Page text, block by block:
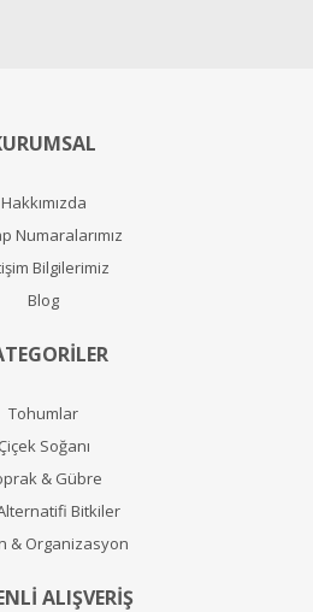
Hakkımızda
Numaralarımız
Bilgilerimiz
Blog
Tohumlar
Çiçek Soğanı
& Gübre
Bitkiler
& Organizasyon
ALIŞVERİŞ